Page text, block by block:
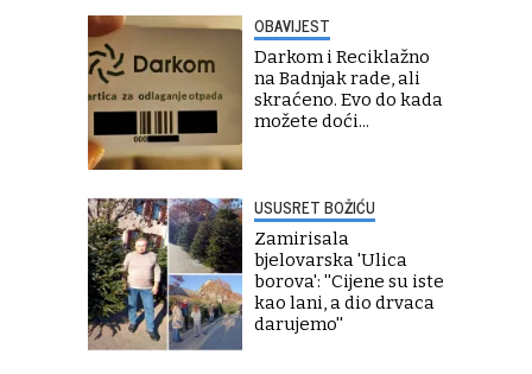
OBAVIJEST
Darkom i Reciklažno
na Badnjak rade, ali
skraćeno. Evo do kada
možete doći...
USUSRET BOŽIĆU
Zamirisala
bjelovarska 'Ulica
borova': ''Cijene su iste
kao lani, a dio drvaca
darujemo''